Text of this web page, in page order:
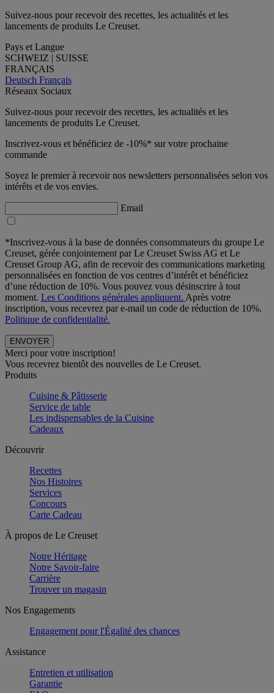
Suivez-nous pour recevoir des recettes, les actualités et les
lancements de produits Le Creuset.
Pays et Langue
SCHWEIZ | SUISSE
FRANÇAIS
Deutsch Français
Réseaux Sociaux
Suivez-nous pour recevoir des recettes, les actualités et les
lancements de produits Le Creuset.
Inscrivez-vous et bénéficiez de -10%* sur votre prochaine
commande
Soyez le premier à recevoir nos newsletters personnalisées selon vos
intérêts et de vos envies.
Email
*Inscrivez-vous à la base de données consommateurs du groupe Le
Creuset, gérée conjointement par Le Creuset Swiss AG et Le
Creuset Group AG, afin de recevoir des communications marketing
personnalisées en fonction de vos centres d’intérêt et bénéficiez
d’une réduction de 10%. Vous pouvez vous désinscrire à tout
moment. Les Conditions générales appliquent. Après votre
inscription, vous recevrez par e-mail un code de réduction de 10%.
Politique de confidentialité.
Merci pour votre inscription!
Vous recevrez bientôt des nouvelles de Le Creuset.
Produits
Cuisine & Pâtisserie
Service de table
Les indispensables de la Cuisine
Cadeaux
Découvrir
Recettes
Nos Histoires
Services
Concours
Carte Cadeau
À propos de Le Creuset
Notre Héritage
Notre Savoir-faire
Carrière
Trouver un magasin
Nos Engagements
Engagement pour l'Égalité des chances
Assistance
Entretien et utilisation
Garantie